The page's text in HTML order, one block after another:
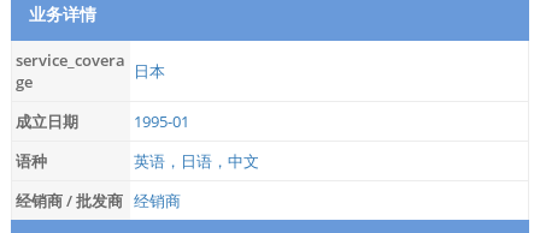
业务详情
service_covera
ge
日本
成立日期
1995-01
语种
英语，日语，中文
经销商 / 批发商 经销商